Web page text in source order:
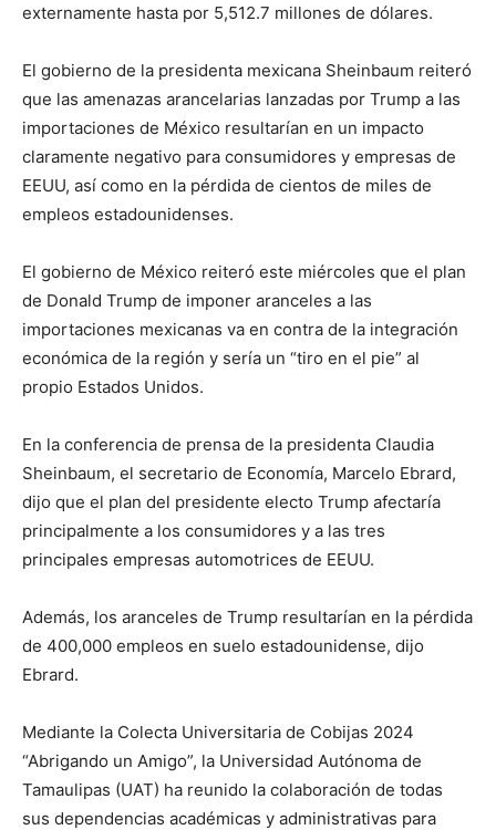
externamente hasta por 5,512.7 millones de dólares.
El gobierno de la presidenta mexicana Sheinbaum reiteró
que las amenazas arancelarias lanzadas por Trump a las
importaciones de México resultarían en un impacto
claramente negativo para consumidores y empresas de
EEUU, así como en la pérdida de cientos de miles de
empleos estadounidenses.
El gobierno de México reiteró este miércoles que el plan
de Donald Trump de imponer aranceles a las
importaciones mexicanas va en contra de la integración
económica de la región y sería un “tiro en el pie” al
propio Estados Unidos.
En la conferencia de prensa de la presidenta Claudia
Sheinbaum, el secretario de Economía, Marcelo Ebrard,
dijo que el plan del presidente electo Trump afectaría
principalmente a los consumidores y a las tres
principales empresas automotrices de EEUU.
Además, los aranceles de Trump resultarían en la pérdida
de 400,000 empleos en suelo estadounidense, dijo
Ebrard.
Mediante la Colecta Universitaria de Cobijas 2024
“Abrigando un Amigo”, la Universidad Autónoma de
Tamaulipas (UAT) ha reunido la colaboración de todas
sus dependencias académicas y administrativas para